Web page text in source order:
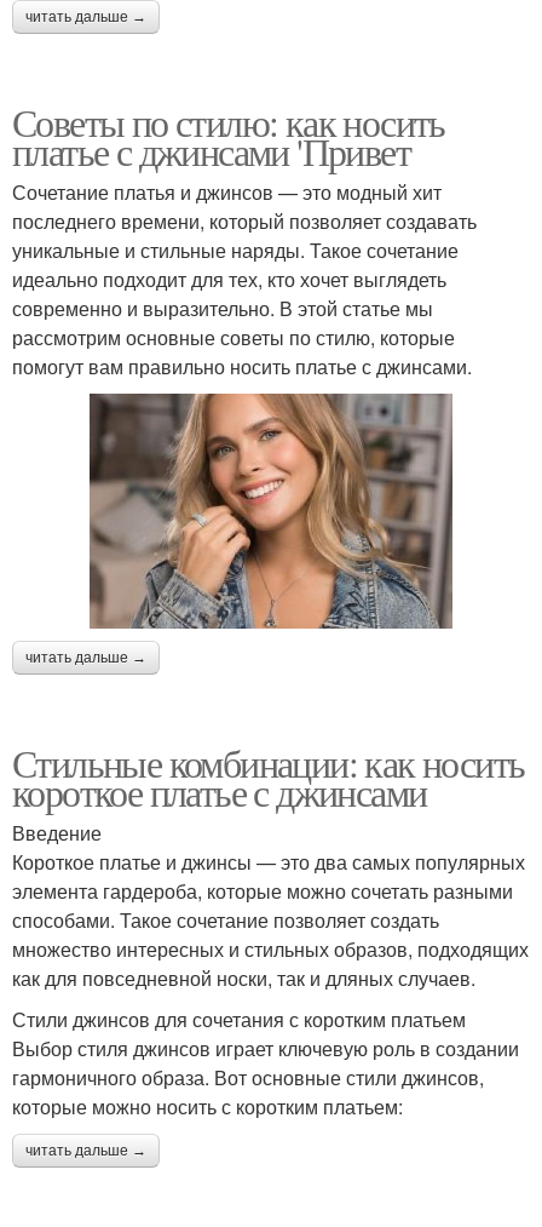
читать дальше →
Советы по стилю: как носить
платье с джинсами 'Привет
Сочетание платья и джинсов — это модный хит
последнего времени, который позволяет создавать
уникальные и стильные наряды. Такое сочетание
идеально подходит для тех, кто хочет выглядеть
современно и выразительно. В этой статье мы
рассмотрим основные советы по стилю, которые
помогут вам правильно носить платье с джинсами.
читать дальше →
Стильные комбинации: как носить
короткое платье с джинсами
Введение
Короткое платье и джинсы — это два самых популярных
элемента гардероба, которые можно сочетать разными
способами. Такое сочетание позволяет создать
множество интересных и стильных образов, подходящих
как для повседневной носки, так и дляных случаев.
Стили джинсов для сочетания с коротким платьем
Выбор стиля джинсов играет ключевую роль в создании
гармоничного образа. Вот основные стили джинсов,
которые можно носить с коротким платьем:
читать дальше →